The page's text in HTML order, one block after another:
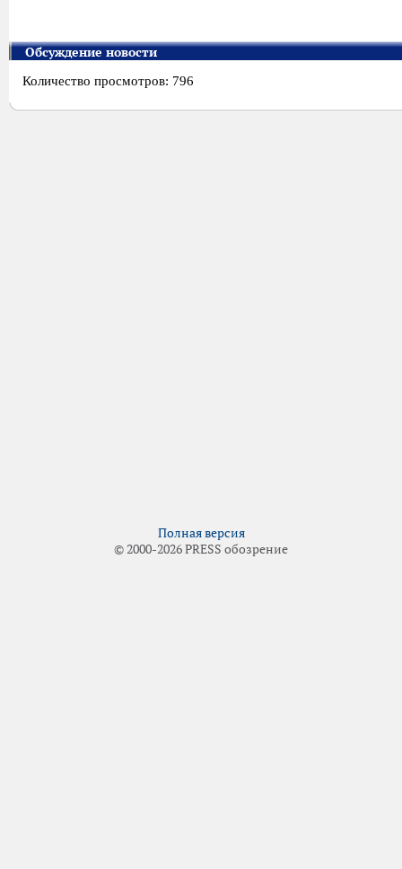
Обсуждение новости
Количество просмотров: 796
Полная версия
© 2000-2026 PRESS обозрение